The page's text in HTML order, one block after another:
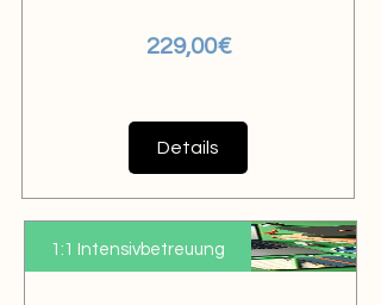
229,00€Preis
Details
1:1 Intensivbetreuung